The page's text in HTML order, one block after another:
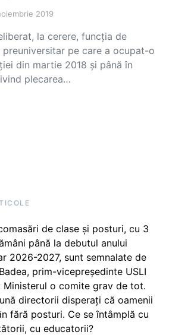
2019
la cerere, funcția de
pe care a ocupat-o
din martie 2018 și până în
plecarea…
de clase și posturi, cu 3
până la debutul anului
2026-2027, sunt semnalate de
prim-vicepreședinte USLI
Ministerul o comite grav de tot.
directorii disperați că oamenii
fără posturi. Ce se întâmplă cu
cu educatorii?